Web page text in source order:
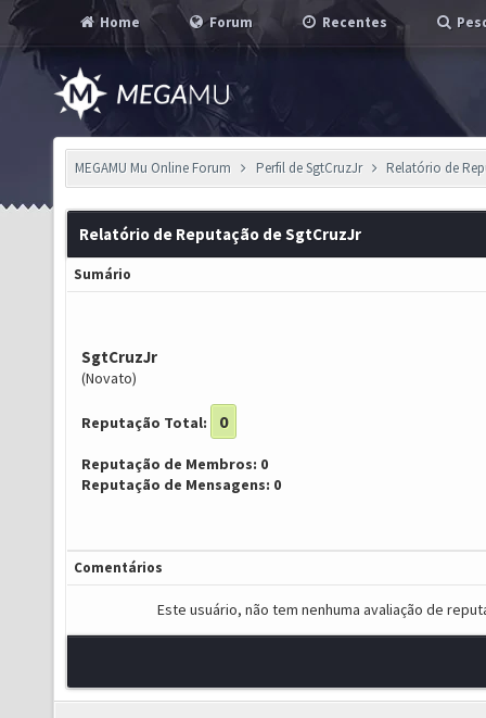
Home Forum Recentes
MEGAMU Mu Online Forum Perfil de SgtCruzJr Relatório de
Relatório de Reputação de SgtCruzJr
Sumário
SgtCruzJr
(Novato)
Reputação Total: 0
Reputação de Membros: 0
Reputação de Mensagens: 0
Comentários
Este usuário, não tem nenhuma avaliação de